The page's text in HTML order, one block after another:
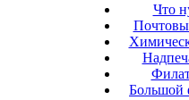
Что
Большой